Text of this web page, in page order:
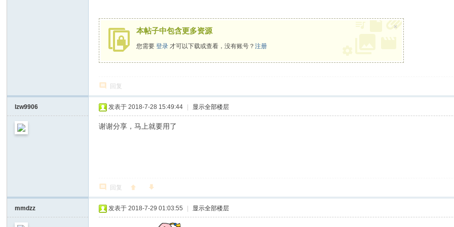
本帖子中包含更多资源
您需要登录 才可以下载或查看，没有账号？注册
×
回复
lzw9906 发表于 2018-7-28 15:49:44 显示全部楼层
谢谢分享，马上就要用了
回复
mmdzz 发表于 2018-7-29 01:03:55 显示全部楼层